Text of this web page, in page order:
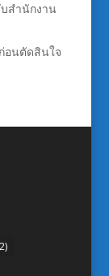
สำนักงาน
อนตัดสินใจ